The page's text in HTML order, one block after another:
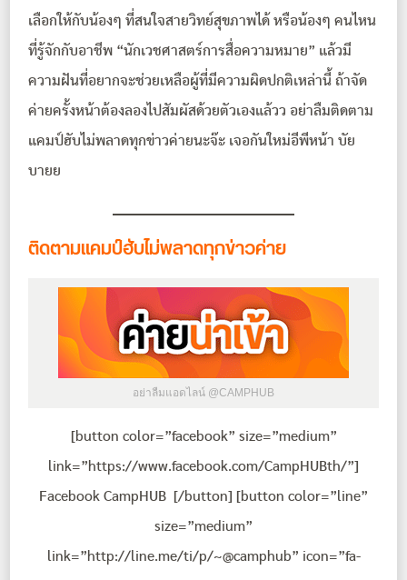
เลือกให้กับน้องๆ ที่สนใจสายวิทย์สุขภาพได้ หรือน้องๆ คนไหน
ที่รู้จักกับอาชีพ “นักเวชศาสตร์การสื่อความหมาย” แล้วมี
ความฝันที่อยากจะช่วยเหลือผู้ที่มีความผิดปกติเหล่านี้ ถ้าจัด
ค่ายครั้งหน้าต้องลองไปสัมผัสด้วยตัวเองแล้วว อย่าลืมติดตาม
แคมป์ฮับไม่พลาดทุกข่าวค่ายนะจ๊ะ เจอกันใหม่อีพีหน้า บัย
บายย
ติดตามแคมป์ฮับไม่พลาดทุกข่าวค่าย
อย่าลืมแอดไลน์ @CAMPHUB
[button color=”facebook” size=”medium”
link=”https://www.facebook.com/CampHUBth/”]
Facebook CampHUB [/button] [button color=”line”
size=”medium”
link=”http://line.me/ti/p/~@camphub” icon=”fa-